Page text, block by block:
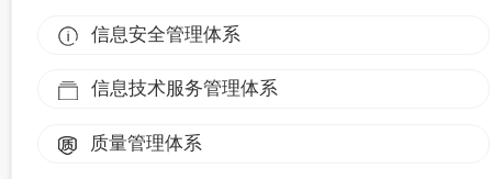
信息安全管理体系
信息技术服务管理体系
质量管理体系